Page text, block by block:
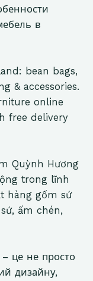
в
bean bags,
& accessories.
online
free delivery
Quỳnh Hương
trong lĩnh
hàng gốm sứ
ấm chén,
це не просто
дизайну,